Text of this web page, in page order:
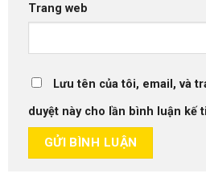
Trang web
Lưu tên của tôi, email, và
duyệt này cho lần bình luận kế